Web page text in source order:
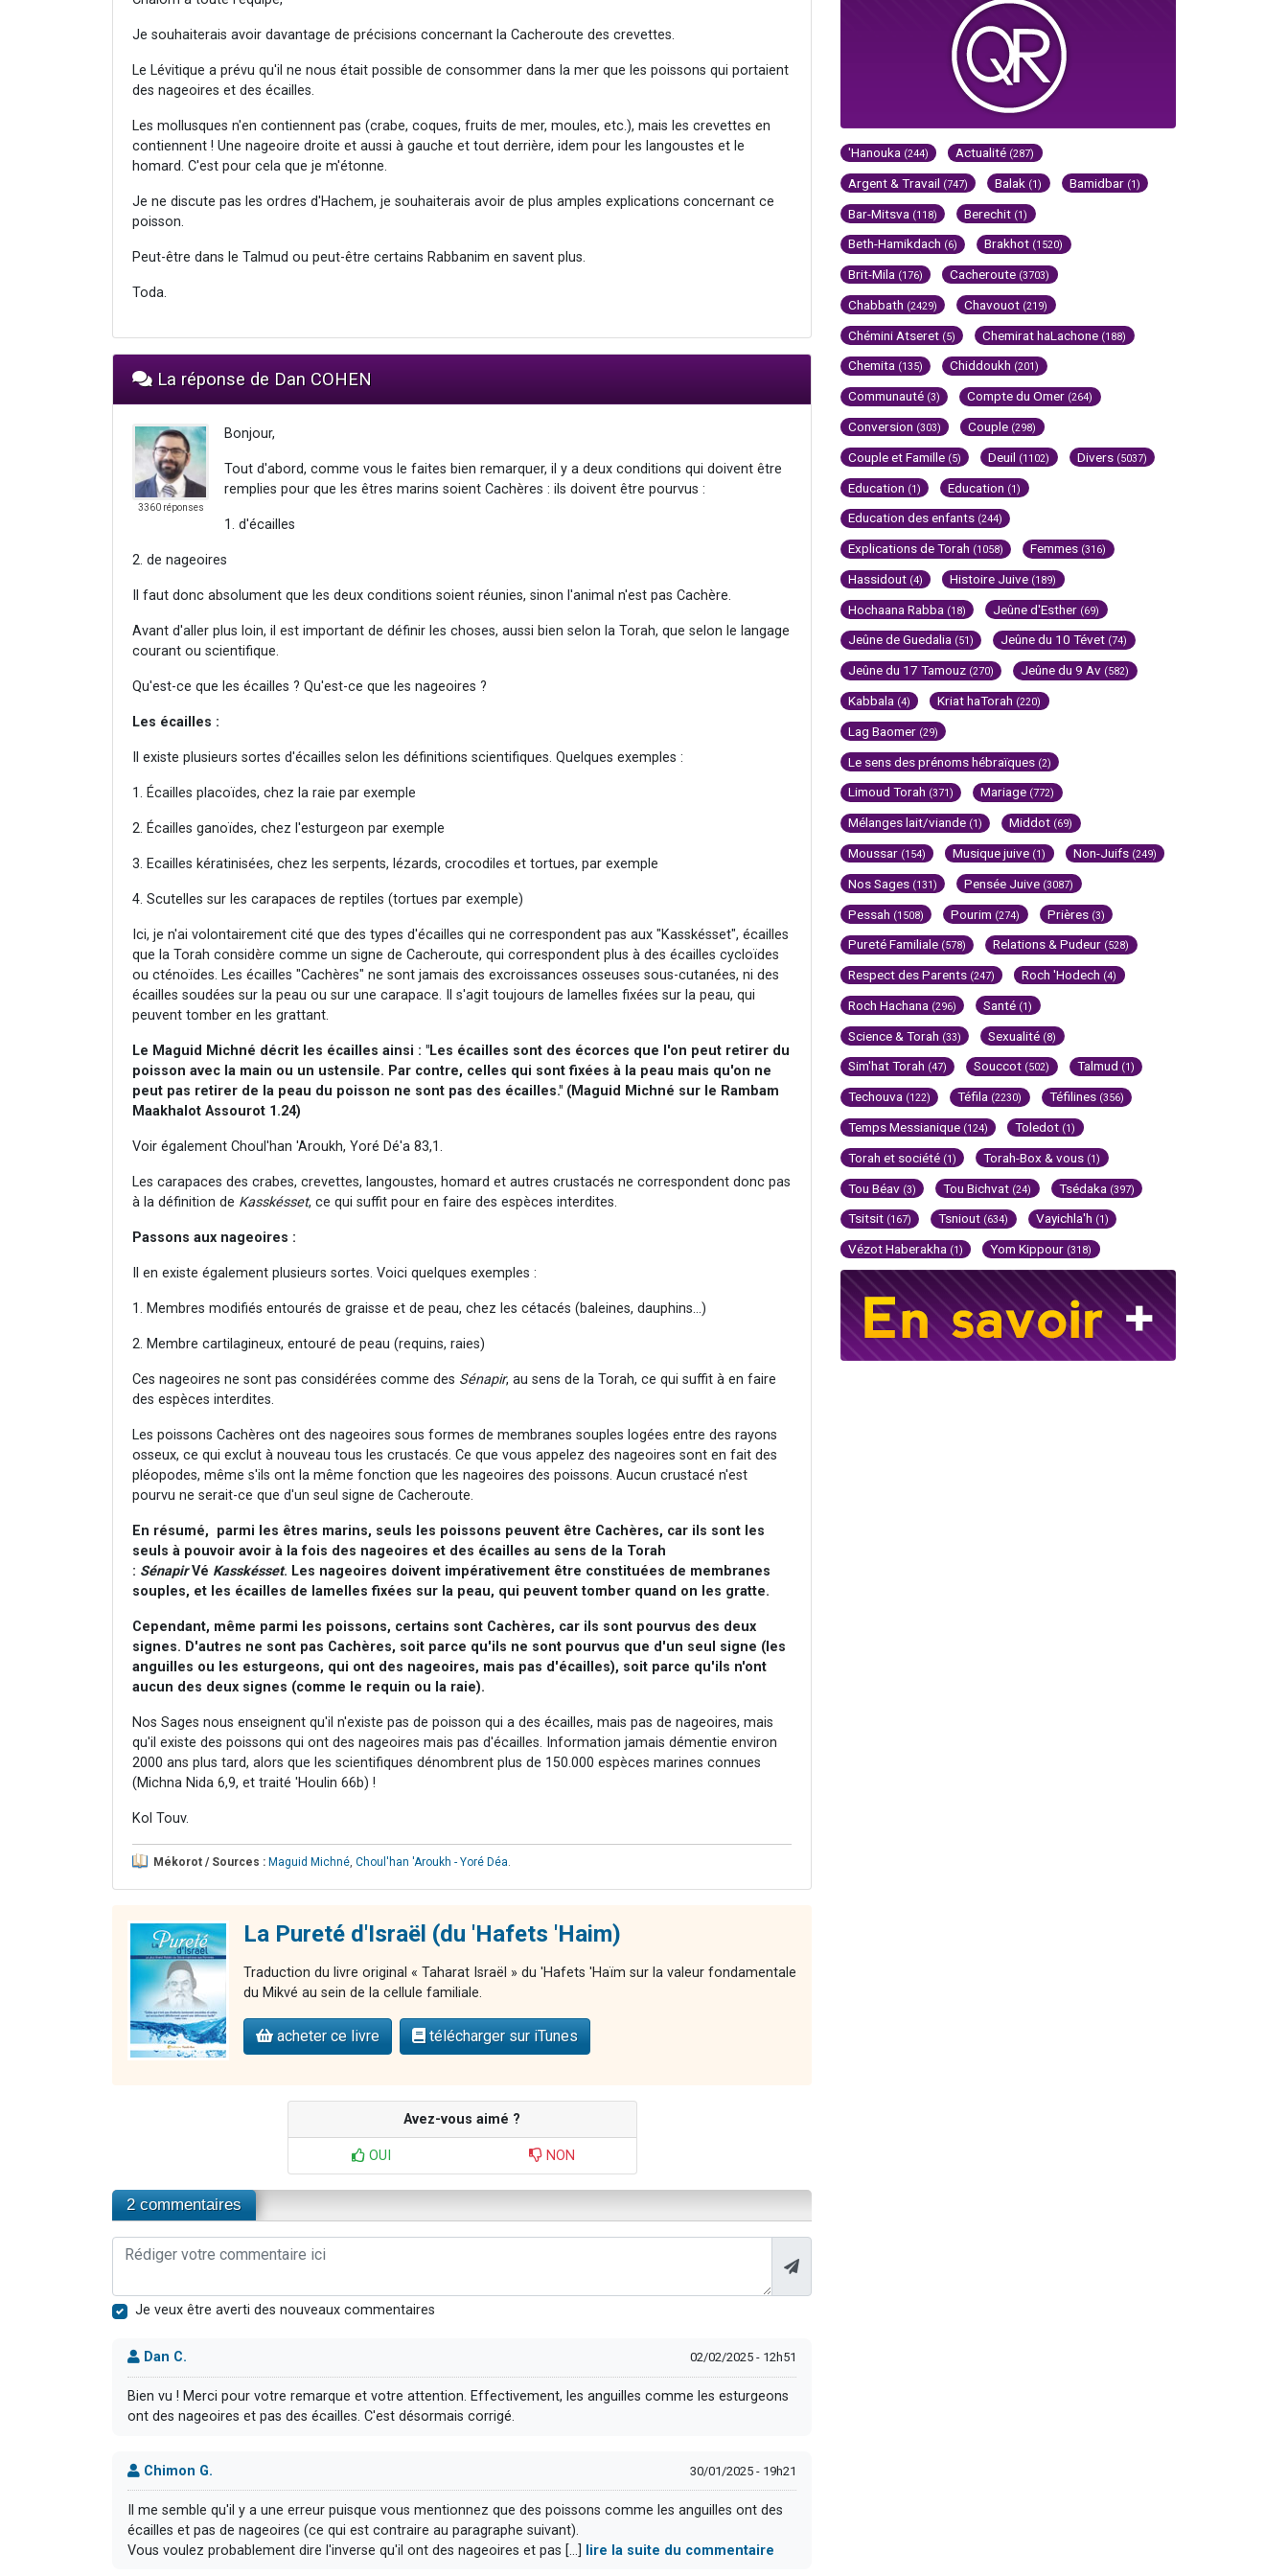
Je souhaiterais avoir davantage de précisions concernant la Cacheroute des crevettes.
Le Lévitique a prévu qu'il ne nous était possible de consommer dans la mer que les poissons qui portaient
des nageoires et des écailles.
Les mollusques n'en contiennent pas (crabe, coques, fruits de mer, moules, etc.), mais les crevettes en
contiennent ! Une nageoire droite et aussi à gauche et tout derrière, idem pour les langoustes et le
homard. C'est pour cela que je m'étonne.
Je ne discute pas les ordres d'Hachem, je souhaiterais avoir de plus amples explications concernant ce
poisson.
Peut-être dans le Talmud ou peut-être certains Rabbanim en savent plus.
Toda.
La réponse de Dan COHEN
3360 réponses
Bonjour,
Tout d'abord, comme vous le faites bien remarquer, il y a deux conditions qui doivent être
remplies pour que les êtres marins soient Cachères : ils doivent être pourvus :
1. d'écailles
2. de nageoires
Il faut donc absolument que les deux conditions soient réunies, sinon l'animal n'est pas Cachère.
Avant d'aller plus loin, il est important de définir les choses, aussi bien selon la Torah, que selon le langage
courant ou scientifique.
Qu'est-ce que les écailles ? Qu'est-ce que les nageoires ?
Les écailles :
Il existe plusieurs sortes d'écailles selon les définitions scientifiques. Quelques exemples :
1. Écailles placoïdes, chez la raie par exemple
2. Écailles ganoïdes, chez l'esturgeon par exemple
3. Ecailles kératinisées, chez les serpents, lézards, crocodiles et tortues, par exemple
4. Scutelles sur les carapaces de reptiles (tortues par exemple)
Ici, je n'ai volontairement cité que des types d'écailles qui ne correspondent pas aux "Kasskésset", écailles
que la Torah considère comme un signe de Cacheroute, qui correspondent plus à des écailles cycloïdes
ou cténoïdes. Les écailles "Cachères" ne sont jamais des excroissances osseuses sous-cutanées, ni des
écailles soudées sur la peau ou sur une carapace. Il s'agit toujours de lamelles fixées sur la peau, qui
peuvent tomber en les grattant.
Le Maguid Michné décrit les écailles ainsi : "Les écailles sont des écorces que l'on peut retirer du
poisson avec la main ou un ustensile. Par contre, celles qui sont fixées à la peau mais qu'on ne
peut pas retirer de la peau du poisson ne sont pas des écailles." (Maguid Michné sur le Rambam
Maakhalot Assourot 1.24)
Voir également Choul'han 'Aroukh, Yoré Dé'a 83,1.
Les carapaces des crabes, crevettes, langoustes, homard et autres crustacés ne correspondent donc pas
à la définition de Kasskésset, ce qui suffit pour en faire des espèces interdites.
Passons aux nageoires :
Il en existe également plusieurs sortes. Voici quelques exemples :
1. Membres modifiés entourés de graisse et de peau, chez les cétacés (baleines, dauphins...)
2. Membre cartilagineux, entouré de peau (requins, raies)
Ces nageoires ne sont pas considérées comme des Sénapir, au sens de la Torah, ce qui suffit à en faire
des espèces interdites.
Les poissons Cachères ont des nageoires sous formes de membranes souples logées entre des rayons
osseux, ce qui exclut à nouveau tous les crustacés. Ce que vous appelez des nageoires sont en fait des
pléopodes, même s'ils ont la même fonction que les nageoires des poissons. Aucun crustacé n'est
pourvu ne serait-ce que d'un seul signe de Cacheroute.
En résumé, parmi les êtres marins, seuls les poissons peuvent être Cachères, car ils sont les
seuls à pouvoir avoir à la fois des nageoires et des écailles au sens de la Torah
: SénapirVé Kasskésset. Les nageoires doivent impérativement être constituées de membranes
souples, et les écailles de lamelles fixées sur la peau, qui peuvent tomber quand on les gratte.
Cependant, même parmi les poissons, certains sont Cachères, car ils sont pourvus des deux
signes. D'autres ne sont pas Cachères, soit parce qu'ils ne sont pourvus que d'un seul signe (les
anguilles ou les esturgeons, qui ont des nageoires, mais pas d'écailles), soit parce qu'ils n'ont
aucun des deux signes (comme le requin ou la raie).
Nos Sages nous enseignent qu'il n'existe pas de poisson qui a des écailles, mais pas de nageoires, mais
qu'il existe des poissons qui ont des nageoires mais pas d'écailles. Information jamais démentie environ
2000 ans plus tard, alors que les scientifiques dénombrent plus de 150.000 espèces marines connues
(Michna Nida 6,9, et traité 'Houlin 66b) !
Kol Touv.
Mékorot / Sources : Maguid Michné Choul'han 'Aroukh - Yoré Déa
La Pureté d'Israël (du 'Hafets 'Haim)
Traduction du livre original « Taharat Israël » du 'Hafets 'Haïm sur la valeur fondamentale
du Mikvé au sein de la cellule familiale.
acheter ce livre télécharger sur iTunes
Avez-vous aimé ?
OUI NON
2 commentaires
Je veux être averti des nouveaux commentaires
Dan C. 02/02/2025 - 12h51
Bien vu ! Merci pour votre remarque et votre attention. Effectivement, les anguilles comme les esturgeons
ont des nageoires et pas des écailles. C'est désormais corrigé.
Chimon G. 30/01/2025 - 19h21
Il me semble qu'il y a une erreur puisque vous mentionnez que des poissons comme les anguilles ont des
écailles et pas de nageoires (ce qui est contraire au paragraphe suivant).
Vous voulez probablement dire l'inverse qu'il ont des nageoires et pas [...]
lire la suite du commentaire
'Hanouka (244) Actualité (287)
Argent & Travail (747) Balak (1) Bamidbar (1)
Bar-Mitsva (118) Berechit (1)
Beth-Hamikdach (6) Brakhot (1520)
Brit-Mila (176) Cacheroute (3703)
Chabbath (2429) Chavouot (219)
Chémini Atseret (5) Chemirat haLachone (188)
Chemita (135) Chiddoukh (201)
Communauté (3) Compte du Omer (264)
Conversion (303) Couple (298)
Couple et Famille (5) Deuil (1102) Divers (5037)
Education (1) Education (1)
Education des enfants (244)
Explications de Torah (1058) Femmes (316)
Hassidout (4) Histoire Juive (189)
Hochaana Rabba (18) Jeûne d'Esther (69)
Jeûne de Guedalia (51) Jeûne du 10 Tévet (74)
Jeûne du 17 Tamouz (270) Jeûne du 9 Av (582)
Kabbala (4) Kriat haTorah (220)
Lag Baomer (29)
Le sens des prénoms hébraïques (2)
Limoud Torah (371) Mariage (772)
Mélanges lait/viande (1) Middot (69)
Moussar (154) Musique juive (1) Non-Juifs (249)
Nos Sages (131) Pensée Juive (3087)
Pessah (1508) Pourim (274) Prières (3)
Pureté Familiale (578) Relations & Pudeur (528)
Respect des Parents (247) Roch 'Hodech (4)
Roch Hachana (296) Santé (1)
Science & Torah (33) Sexualité (8)
Sim'hat Torah (47) Souccot (502) Talmud (1)
Techouva (122) Téfila (2230) Téfilines (356)
Temps Messianique (124) Toledot (1)
Torah et société (1) Torah-Box & vous (1)
Tou Béav (3) Tou Bichvat (24) Tsédaka (397)
Tsitsit (167) Tsniout (634) Vayichla'h (1)
Vézot Haberakha (1) Yom Kippour (318)